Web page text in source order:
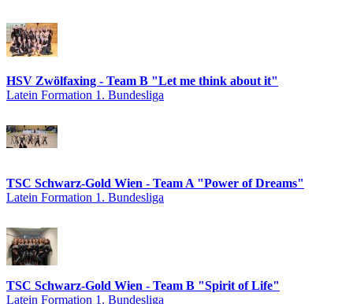
HSV Zwölfaxing - Team B "Let me think about it"
Latein Formation 1. Bundesliga
TSC Schwarz-Gold Wien - Team A "Power of Dreams"
Latein Formation 1. Bundesliga
TSC Schwarz-Gold Wien - Team B "Spirit of Life"
Latein Formation 1. Bundesliga